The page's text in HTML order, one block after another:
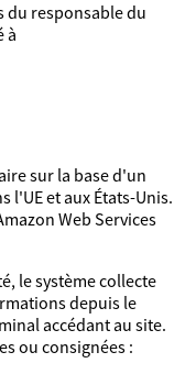
du responsable du
à
sur la base d'un
l'UE et aux États-Unis.
Web Services
le système collecte
depuis le
accédant au site.
ou consignées :